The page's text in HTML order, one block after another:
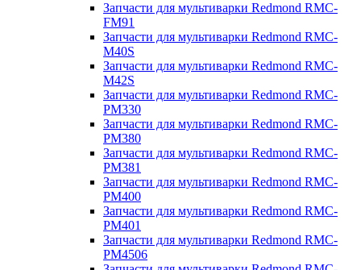
Запчасти для мультиварки Redmond RMC-
FM91
Запчасти для мультиварки Redmond RMC-
M40S
Запчасти для мультиварки Redmond RMC-
M42S
Запчасти для мультиварки Redmond RMC-
PM330
Запчасти для мультиварки Redmond RMC-
PM380
Запчасти для мультиварки Redmond RMC-
PM381
Запчасти для мультиварки Redmond RMC-
PM400
Запчасти для мультиварки Redmond RMC-
PM401
Запчасти для мультиварки Redmond RMC-
PM4506